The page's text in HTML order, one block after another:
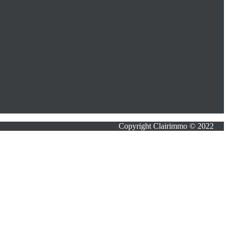
Copyright Clairimmo © 2022